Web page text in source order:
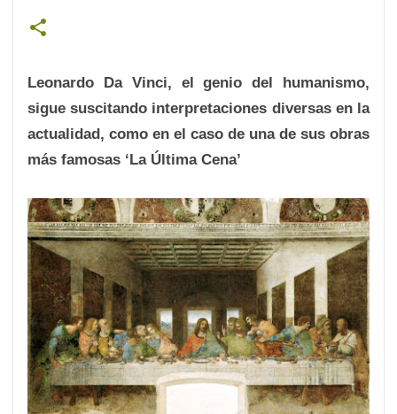
Leonardo Da Vinci, el genio del humanismo,
sigue suscitando interpretaciones diversas en la
actualidad, como en el caso de una de sus obras
más famosas ‘La Última Cena’